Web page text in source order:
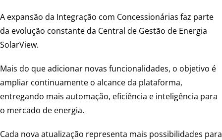
A expansão da Integração com Concessionárias faz parte
da evolução constante da Central de Gestão de Energia
SolarView.
Mais do que adicionar novas funcionalidades, o objetivo é
ampliar continuamente o alcance da plataforma,
entregando mais automação, eficiência e inteligência para
o mercado de energia.
Cada nova atualização representa mais possibilidades para